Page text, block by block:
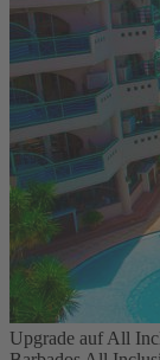
Upgrade auf All